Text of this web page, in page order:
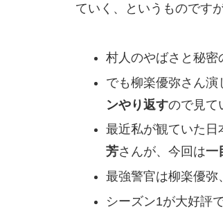
ていく、というものです
村人のやばさと秘密
でも柳楽優弥さん演
ンやり返すので見て
最近私が観ていた日
芳さんが、今回は一
最強警官は柳楽優弥
シーズン1が大好評